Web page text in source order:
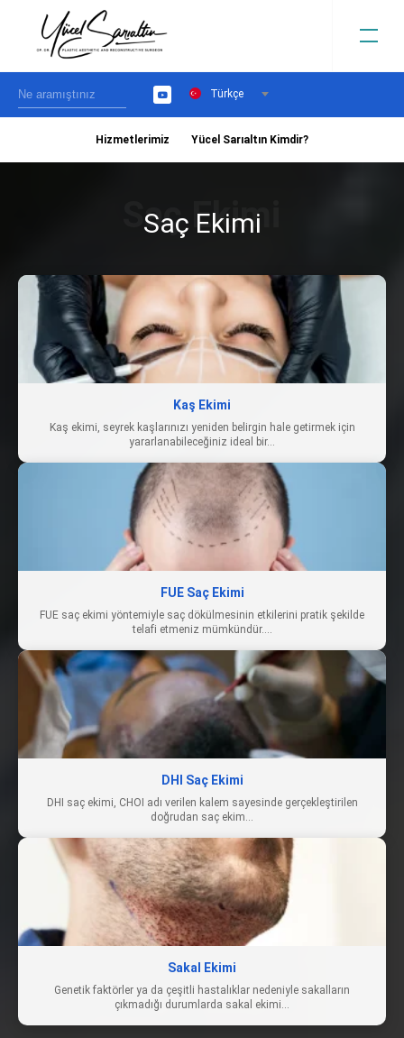
YouTubeTürkçe
Hizmetlerimiz Yücel Sarıaltın Kimdir?
Saç Ekimi
Kaş Ekimi
Kaş ekimi, seyrek kaşlarınızı yeniden belirgin hale getirmek için
yararlanabileceğiniz ideal bir…
FUE Saç Ekimi
FUE saç ekimi yöntemiyle saç dökülmesinin etkilerini pratik şekilde
telafi etmeniz mümkündür.…
DHI Saç Ekimi
DHI saç ekimi, CHOI adı verilen kalem sayesinde gerçekleştirilen
doğrudan saç ekim…
Sakal Ekimi
Genetik faktörler ya da çeşitli hastalıklar nedeniyle sakalların
çıkmadığı durumlarda sakal ekimi…